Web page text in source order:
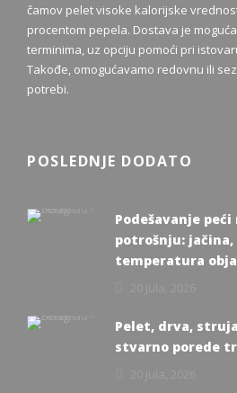
čamov pelet visoke kalorijske
procentom pepela. Dostava je
terminima, uz opciju pomoći pri
Takođe, omogućavamo redovnu ili
potrebi.
POSLEDNJE DODATO
Podešavanje
potrošnju:
temperatura
Pelet, drva,
stvarno porede